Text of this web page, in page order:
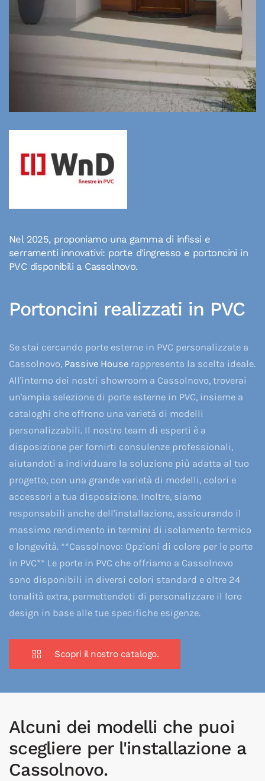
Nel 2025, proponiamo una gamma di infissi e
serramenti innovativi: porte d'ingresso e portoncini in
PVC disponibili a Cassolnovo.
Portoncini realizzati in PVC
Se stai cercando porte esterne in PVC personalizzate a
Cassolnovo, Passive House rappresenta la scelta ideale.
All'interno dei nostri showroom a Cassolnovo, troverai
un'ampia selezione di porte esterne in PVC, insieme a
cataloghi che offrono una varietà di modelli
personalizzabili. Il nostro team di esperti è a
disposizione per fornirti consulenze professionali,
aiutandoti a individuare la soluzione più adatta al tuo
progetto, con una grande varietà di modelli, colori e
accessori a tua disposizione. Inoltre, siamo
responsabili anche dell'installazione, assicurando il
massimo rendimento in termini di isolamento termico
e longevità. **Cassolnovo: Opzioni di colore per le porte
in PVC** Le porte in PVC che offriamo a Cassolnovo
sono disponibili in diversi colori standard e oltre 24
tonalità extra, permettendoti di personalizzare il loro
design in base alle tue specifiche esigenze.
Scopri il nostro catalogo.
Alcuni dei modelli che puoi
scegliere per l'installazione a
Cassolnovo.